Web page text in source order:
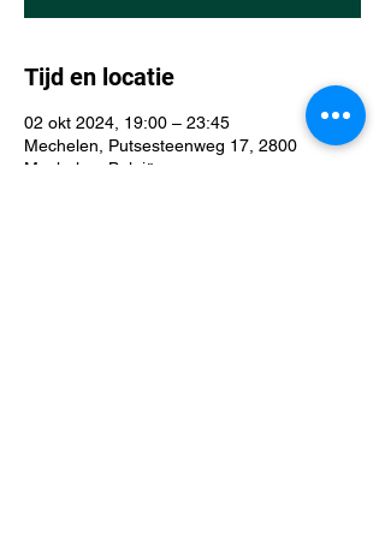
Tijd en locatie
02 okt 2024, 19:00 – 23:45
Mechelen, Putsesteenweg 17, 2800
Mechelen, België